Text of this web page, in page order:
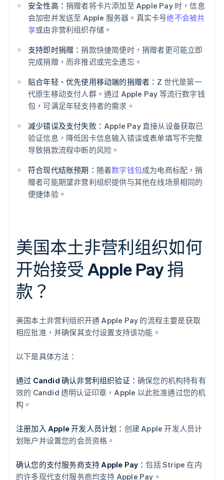
安全性高： 捐赠者将卡片添加至 Apple Pay 时，信息
会加密并发送至 Apple 服务器。真实卡号绝不会被共
享或由非营利组织存储。
支持即时捐赠：捐款快捷简便时，捐赠者更可能立即
完成捐赠，而非推迟或完全遗忘。
贴合年轻、优先使用移动端的捐赠者： Z 世代是第一
代原生移动支付人群。通过 Apple Pay 等流行数字钱
包，可满足年轻支持者的需求。
减少错误及支付失败： Apple Pay 直接从设备获取已
验证信息，降低因卡信息输入错误或表单填写不完整
导致捐款流程中断的风险。
符合现代结账预期： 随着数字钱包成为电商标配，捐
赠者可能期望非营利组织提供与其他在线场景相同的
便捷体验。
美国本土非营利组织如何
开始接受 Apple Pay 捐
款？
美国本土非营利组织开通 Apple Pay 的流程主要是获取
相应批准，并确保其支付设置支持该功能。
以下是具体方法：
通过 Candid 确认非营利组织验证： 确保您的机构持有有
效的 Candid 透明认证印章，Apple 以此批准通过您的机
构。
注册加入 Apple 开发人员计划： 创建 Apple 开发人员计
划账户并设置您的会员资格。
确认您的支付服务商支持 Apple Pay：包括 Stripe 在内
的许多现代支付服务商均支持 Apple Pay。